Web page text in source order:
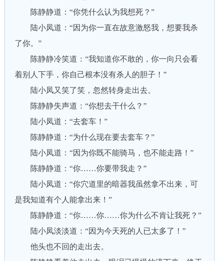
陈静静道：“你凭什么认为我想死？”
陆小凤道：“因为你一直在故意激怒我，想要我杀
了你。”
陈静静冷笑道：“我知道你不敢的，你一向只会看
着别人下手，你自己根本没有杀人的胆子！”
陆小凤又笑了笑，忽然转身走出去。
陈静静失声道：“你想去干什么？”
陆小凤道：“去套车！”
陈静静道：“为什么现在要去套车？”
陆小凤道：“因为你既不能骑马，也不能走路！”
陈静静道：“你……你要带我走？”
陆小凤道：“你穴道里的暗器我虽然拿不出来，可
是我知道有个人能拿出来！”
陈静静道：“你……你……你为什么不肯让我死？”
陆小凤淡淡道：“因为今天死的人已太多了！”
他头也不回的走出去。